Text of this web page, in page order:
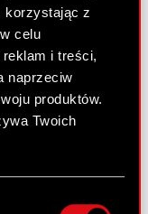
korzystając z
celu
i treści,
naprzeciw
produktów.
Twoich
tekst jednolity
badania